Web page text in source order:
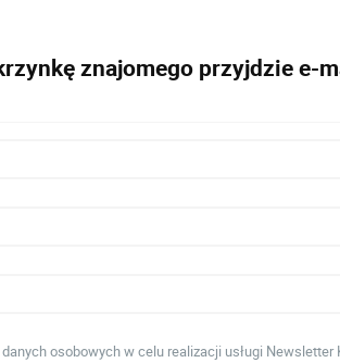
znajomego przyjdzie e-
osobowych w celu realizacji usługi Newsletter